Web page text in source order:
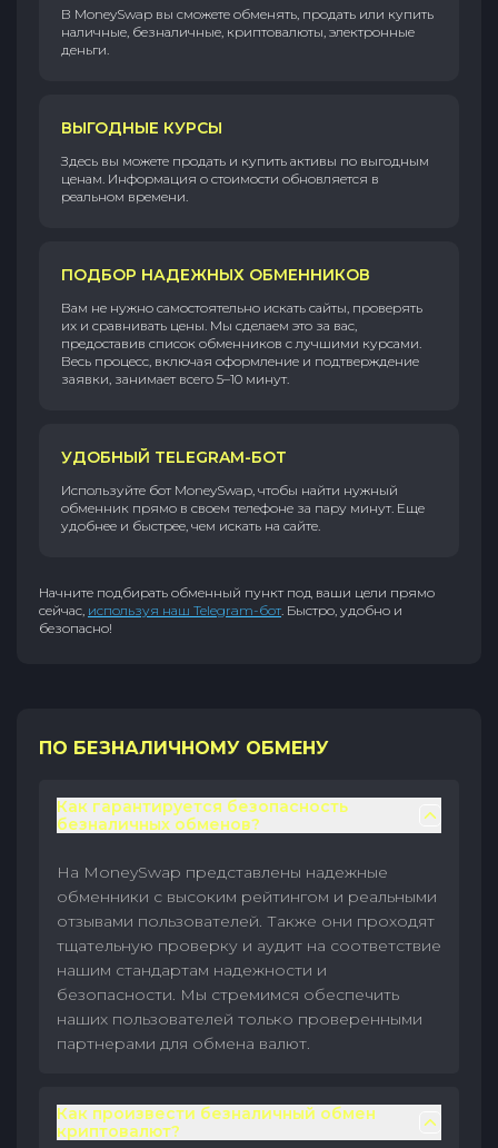
В MoneySwap вы сможете обменять, продать или купить
наличные, безналичные, криптовалюты, электронные
деньги.
ВЫГОДНЫЕ КУРСЫ
Здесь вы можете продать и купить активы по выгодным
ценам. Информация о стоимости обновляется в
реальном времени.
ПОДБОР НАДЕЖНЫХ ОБМЕННИКОВ
Вам не нужно самостоятельно искать сайты, проверять
их и сравнивать цены. Мы сделаем это за вас,
предоставив список обменников с лучшими курсами.
Весь процесс, включая оформление и подтверждение
заявки, занимает всего 5–10 минут.
УДОБНЫЙ TELEGRAM-БОТ
Используйте бот MoneySwap, чтобы найти нужный
обменник прямо в своем телефоне за пару минут. Еще
удобнее и быстрее, чем искать на сайте.
Начните подбирать обменный пункт под ваши цели прямо
сейчас, используя наш Telegram-бот. Быстро, удобно и
безопасно!
ПО БЕЗНАЛИЧНОМУ ОБМЕНУ
Как гарантируется безопасность
безналичных обменов?
На MoneySwap представлены надежные
обменники с высоким рейтингом и реальными
отзывами пользователей. Также они проходят
тщательную проверку и аудит на соответствие
нашим стандартам надежности и
безопасности. Мы стремимся обеспечить
наших пользователей только проверенными
партнерами для обмена валют.
Как произвести безналичный обмен
криптовалют?